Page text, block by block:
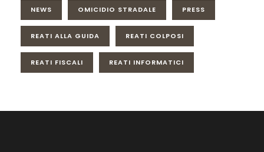
NEWS OMICIDIO STRADALE PRESS
REATI ALLA GUIDA REATI COLPOSI
REATI FISCALI REATI INFORMATICI